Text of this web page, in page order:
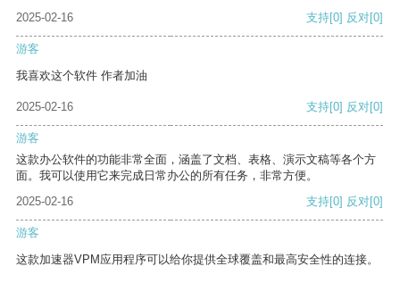
2025-02-16
支持[0] 反对[0]
游客
我喜欢这个软件 作者加油
2025-02-16 支持[0] 反对[0]
游客
这款办公软件的功能非常全面，涵盖了文档、表格、演示文稿等各个方
面。我可以使用它来完成日常办公的所有任务，非常方便。
2025-02-16
支持[0] 反对[0]
游客
这款加速器VPM应用程序可以给你提供全球覆盖和最高安全性的连接。